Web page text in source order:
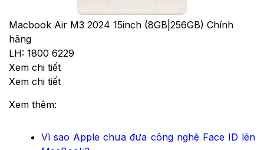
Macbook Air M3 2024 15inch (8GB|256GB) Chính
hãng
LH: 1800 6229
Xem chi tiết
Xem chi tiết
Xem thêm:
Vì sao Apple chưa đưa công nghệ Face ID lên